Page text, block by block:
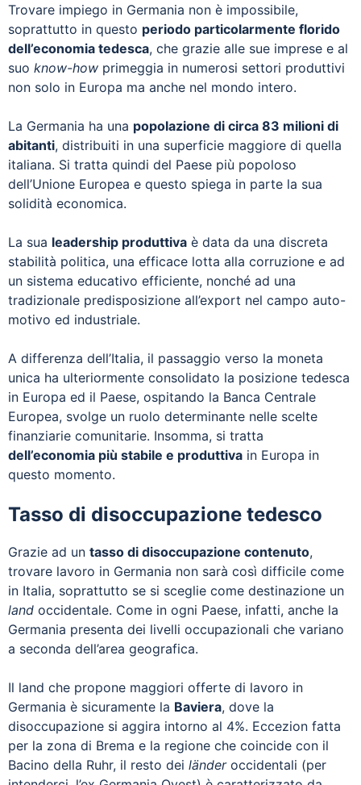
Trovare impiego in Germania non è impossibile,
soprattutto in questo periodo particolarmente florido
dell’economia tedesca, che grazie alle sue imprese e al
suo know-how primeggia in numerosi settori produttivi
non solo in Europa ma anche nel mondo intero.
La Germania ha una popolazione di circa 83 milioni di
abitanti, distribuiti in una superficie maggiore di quella
italiana. Si tratta quindi del Paese più popoloso
dell’Unione Europea e questo spiega in parte la sua
solidità economica.
La sua leadership produttiva è data da una discreta
stabilità politica, una efficace lotta alla corruzione e ad
un sistema educativo efficiente, nonché ad una
tradizionale predisposizione all’export nel campo auto-
motivo ed industriale.
A differenza dell’Italia, il passaggio verso la moneta
unica ha ulteriormente consolidato la posizione tedesca
in Europa ed il Paese, ospitando la Banca Centrale
Europea, svolge un ruolo determinante nelle scelte
finanziarie comunitarie. Insomma, si tratta
dell’economia più stabile e produttiva in Europa in
questo momento.
Tasso di disoccupazione tedesco
Grazie ad un tasso di disoccupazione contenuto,
trovare lavoro in Germania non sarà così difficile come
in Italia, soprattutto se si sceglie come destinazione un
land occidentale. Come in ogni Paese, infatti, anche la
Germania presenta dei livelli occupazionali che variano
a seconda dell’area geografica.
Il land che propone maggiori offerte di lavoro in
Germania è sicuramente la Baviera, dove la
disoccupazione si aggira intorno al 4%. Eccezion fatta
per la zona di Brema e la regione che coincide con il
Bacino della Ruhr, il resto dei länderoccidentali (per